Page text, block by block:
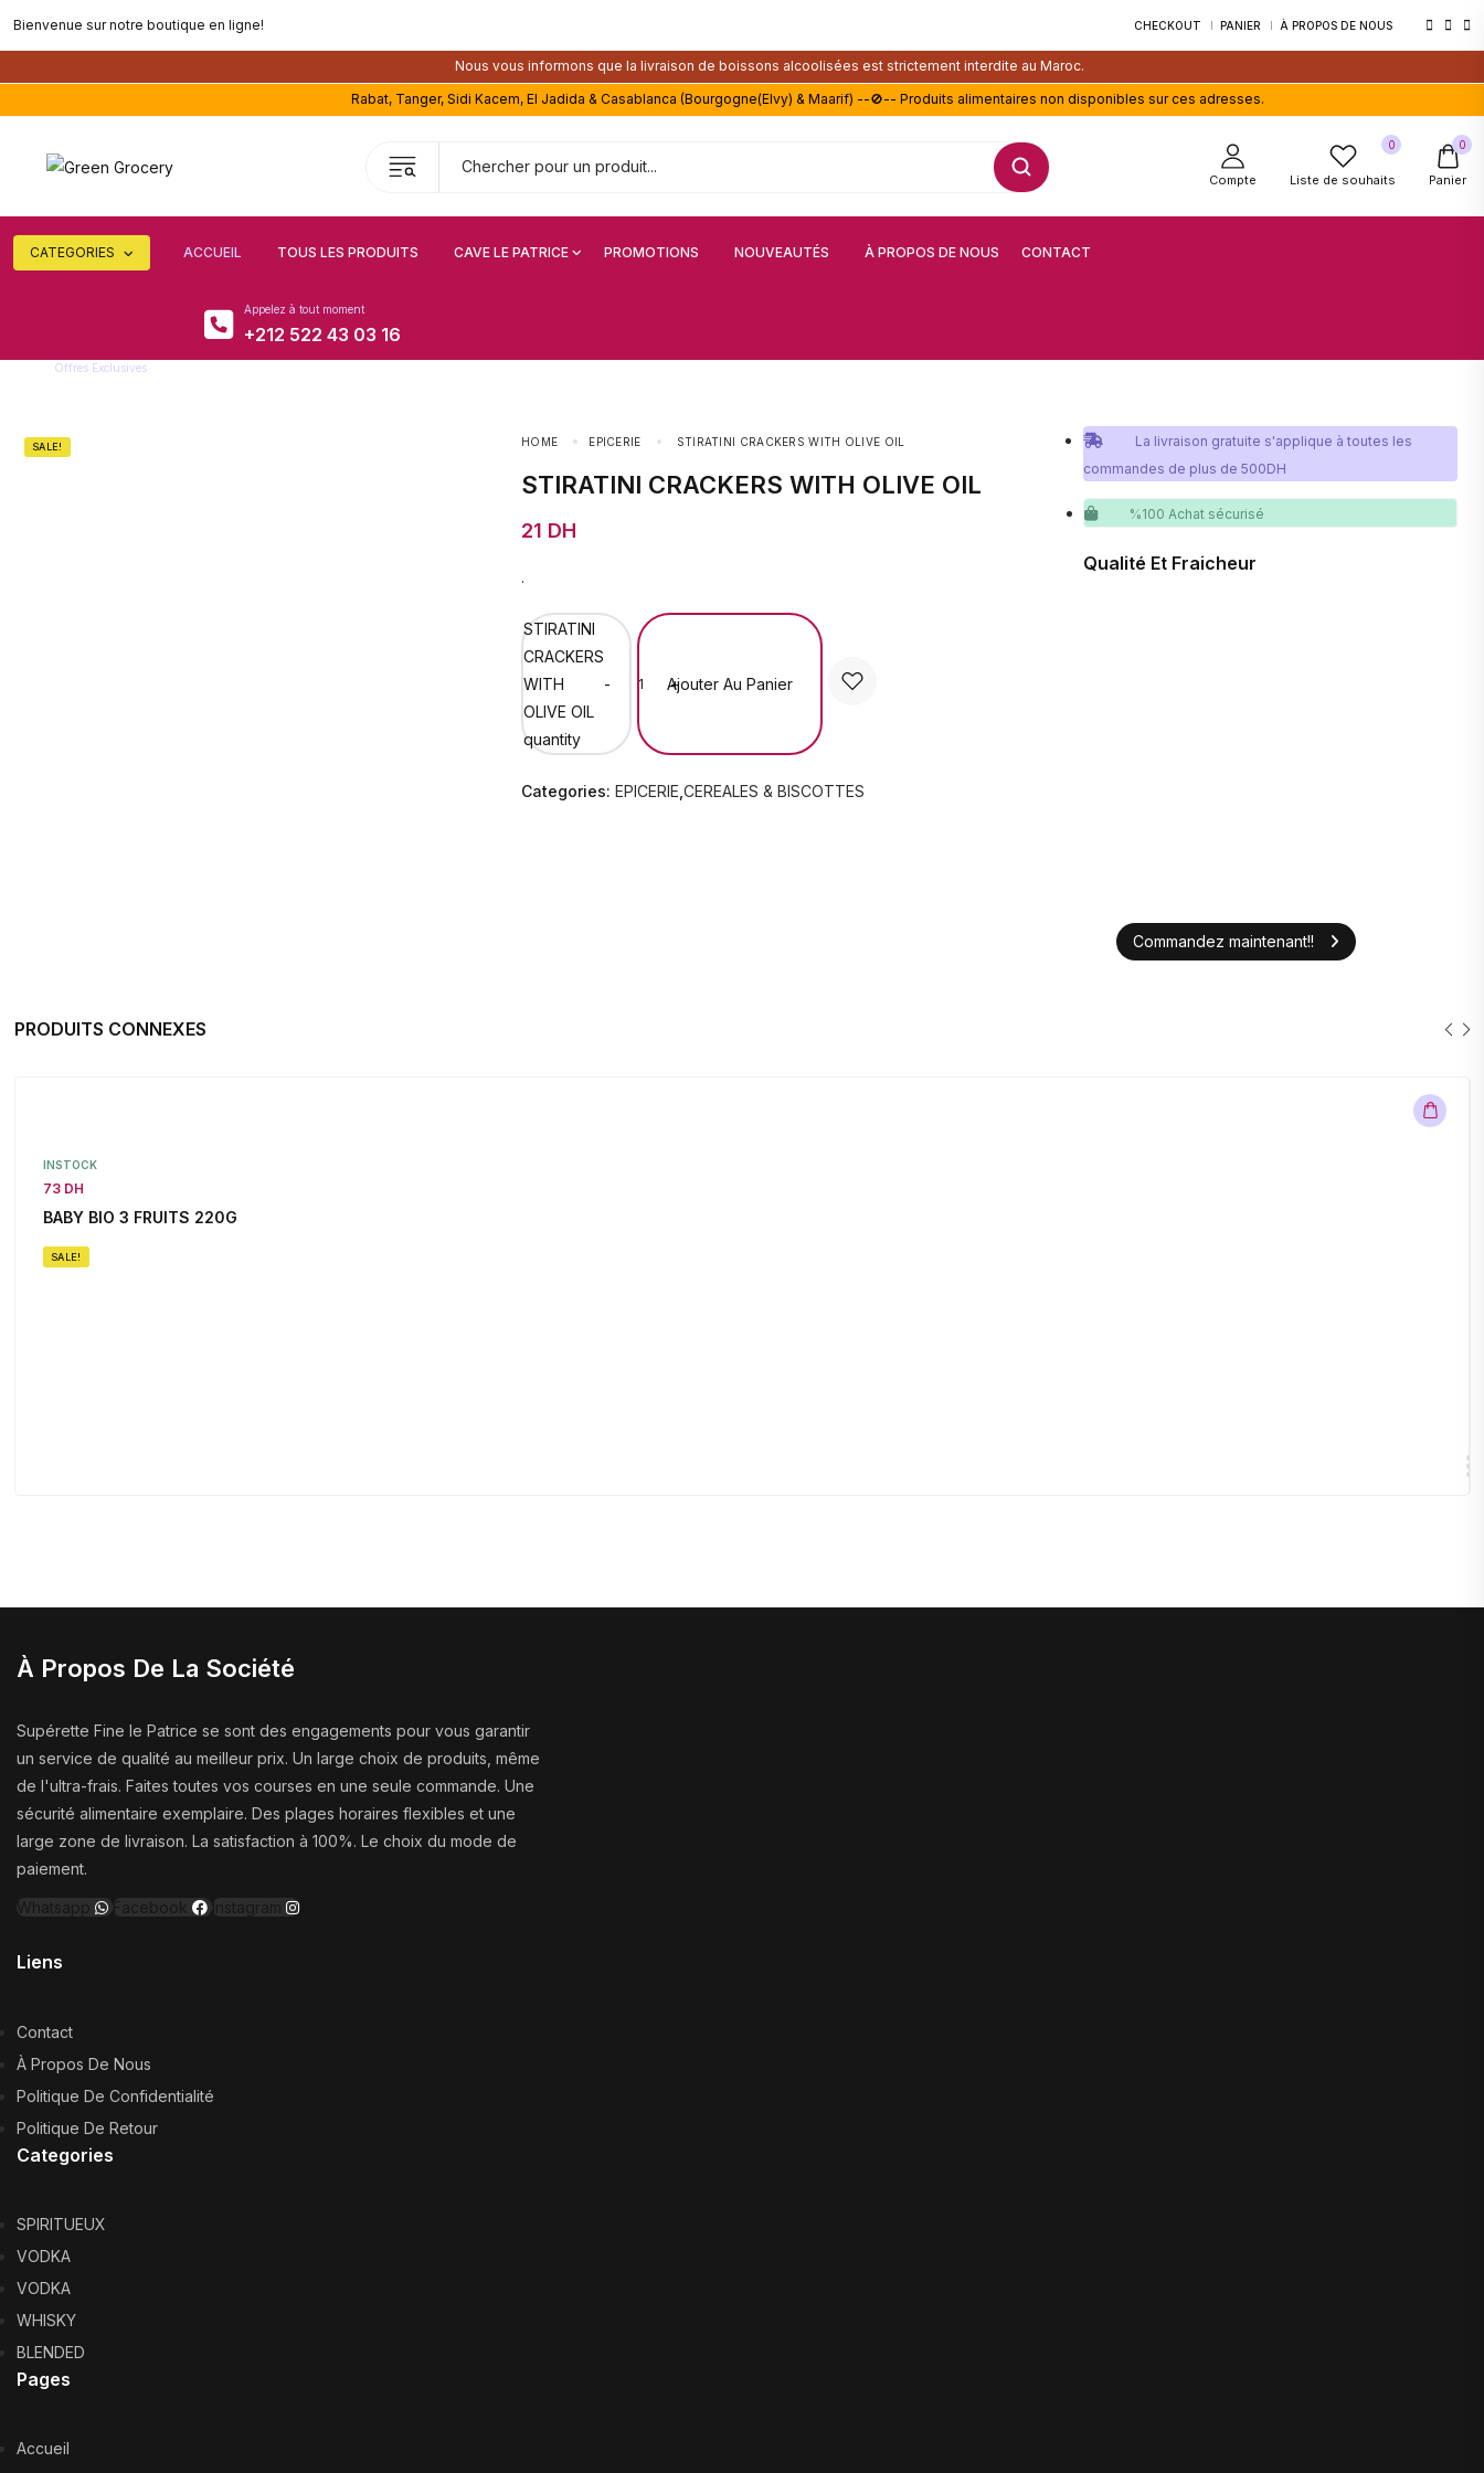
Bienvenue sur notre boutique en ligne! CHECKOUT PANIER À PROPOS DE NOUS
Nous vous informons que la livraison de boissons alcoolisées est strictement interdite au Maroc.
Rabat, Tanger, Sidi Kacem, El Jadida & Casablanca (Bourgogne(Elvy) & Maarif) --🚫-- Produits alimentaires non disponibles sur ces adresses.
Compte
0
Liste de souhaits
0
Panier
CATEGORIES ACCUEIL TOUS LES PRODUITS CAVE LE PATRICE PROMOTIONS NOUVEAUTÉS À PROPOS DE NOUS CONTACT
Offres Exclusives
Appelez à tout moment
+212 522 43 03 16
SALE! HOME EPICERIE STIRATINI CRACKERS WITH OLIVE OIL
STIRATINI CRACKERS WITH OLIVE OIL
21 DH
.
STIRATINI
CRACKERS
WITH
OLIVE OIL
quantity
- +
Ajouter Au Panier
Categories: EPICERIE CEREALES & BISCOTTES
La livraison gratuite s'applique à toutes les
commandes de plus de 500DH
%100 Achat sécurisé
Qualité Et Fraicheur
Commandez maintenant!!
PRODUITS CONNEXES
INSTOCK
73 DH
BABY BIO 3 FRUITS 220G
SALE!
À Propos De La Société
Supérette Fine le Patrice se sont des engagements pour vous garantir
un service de qualité au meilleur prix. Un large choix de produits, même
de l'ultra-frais. Faites toutes vos courses en une seule commande. Une
sécurité alimentaire exemplaire. Des plages horaires flexibles et une
large zone de livraison. La satisfaction à 100%. Le choix du mode de
paiement.
Whatsapp Facebook Instagram
Liens
Contact
À Propos De Nous
Politique De Confidentialité
Politique De Retour
Categories
SPIRITUEUX
VODKA
VODKA
WHISKY
BLENDED
Pages
Accueil